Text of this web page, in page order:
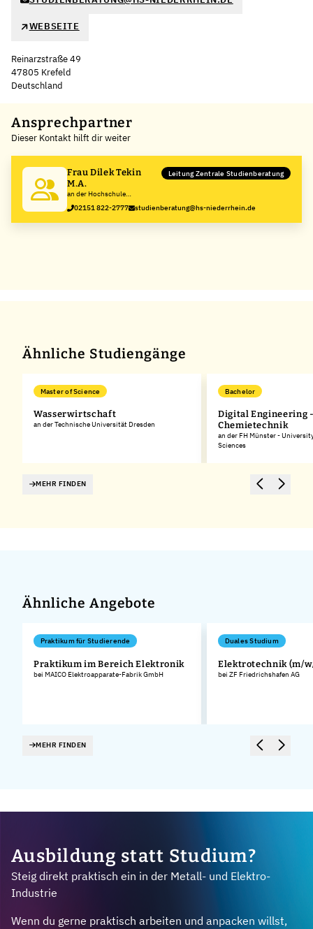
WEBSEITE
Reinarzstraße 49
47805 Krefeld
Deutschland
+
−
Ansprechpartner
Dieser Kontakt hilft dir weiter
Frau Dilek Tekin
M.A.
an der Hochschule
Niederrhein
Leitung Zentrale Studienberatung
02151 822-2777 studienberatung@hs-niederrhein.de
Ähnliche Studiengänge
Master of Science
Wasserwirtschaft
an der Technische Universität Dresden
Bachelor
Digital Engineering
Chemietechnik
an der FH Münster -
Sciences
MEHR FINDEN
Ähnliche Angebote
Praktikum für Studierende
Praktikum im Bereich Elektronik
bei MAICO Elektroapparate-Fabrik GmbH
Duales Studium
Elektrotechnik (m/
bei ZF Friedrichshafen AG
MEHR FINDEN
Ausbildung statt Studium?
Steig direkt praktisch ein in der Metall- und Elektro-
Industrie
Wenn du gerne praktisch arbeiten und anpacken willst,